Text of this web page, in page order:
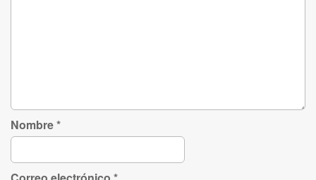
Nombre*